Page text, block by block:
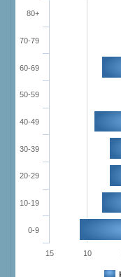
0-9
10-19
20-29
30-39
40-49
50-59
60-69
70-79
80+
15 10